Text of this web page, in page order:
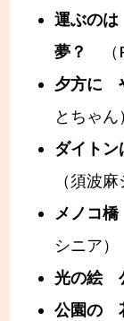
運ぶの
夢？
（
夕方に
とちゃん）
ダイト
（須波麻
メノコ
シニア）
光の絵
公園の